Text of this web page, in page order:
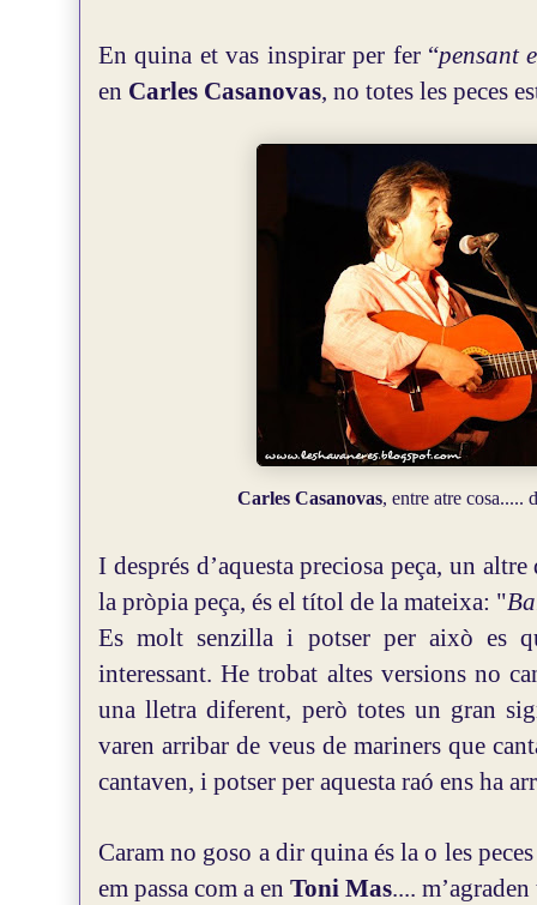
En quina et vas inspirar per fer “pensant
en Carles Casanovas, no totes les peces
Carles Casanovas, entre atre cosa.....
I després d’aquesta preciosa peça, un
la pròpia peça, és el títol de la mateixa: "
Es molt senzilla i potser per això es
interessant. He trobat altes versions no
una lletra diferent, però totes un gran
varen arribar de veus de mariners que
cantaven, i potser per aquesta raó ens ha
Caram no goso a dir quina és la o les
em passa com a en Toni Mas....